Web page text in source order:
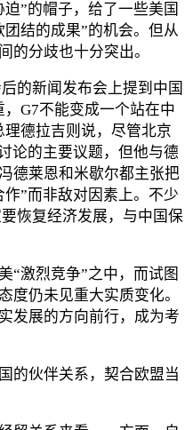
”的帽子，给了一些美国
结的成果”的机会。但从
的分歧也十分突出。
的新闻发布会上提到中国
G7不能变成一个站在中
理德拉吉则说，尽管北京
论的主要议题，但他与德
德莱恩和米歇尔都主张把
”而非敌对因素上。不少
恢复经济发展，与中国保
“激烈竞争”之中，而试图
度仍未见重大实质变化。
发展的方向前行，成为考
的伙伴关系，契合欧盟当